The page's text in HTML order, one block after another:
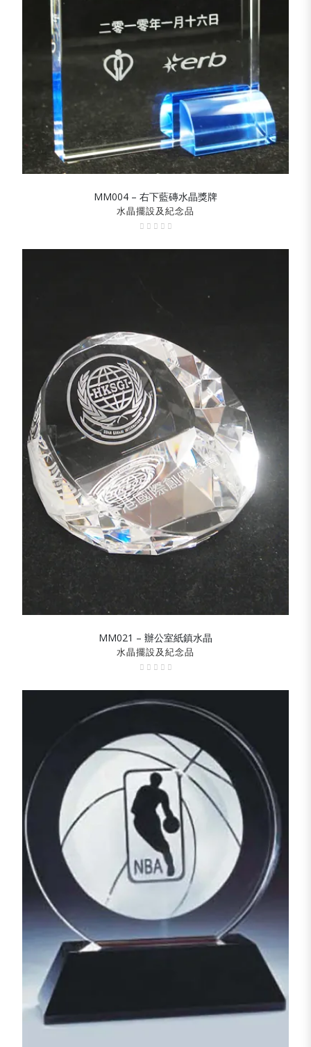
SHOW DETAILS
MM004 – 右下藍磚水晶獎牌
水晶擺設及紀念品
SHOW DETAILS
MM021 – 辦公室紙鎮水晶
水晶擺設及紀念品